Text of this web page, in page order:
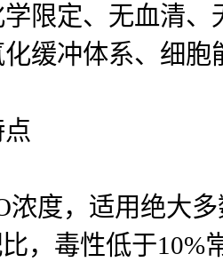
限定、无血清
缓冲体系、细
浓度，适用绝大
，毒性低于